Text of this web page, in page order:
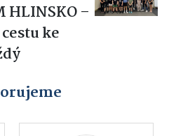
HLINSKO –
ke